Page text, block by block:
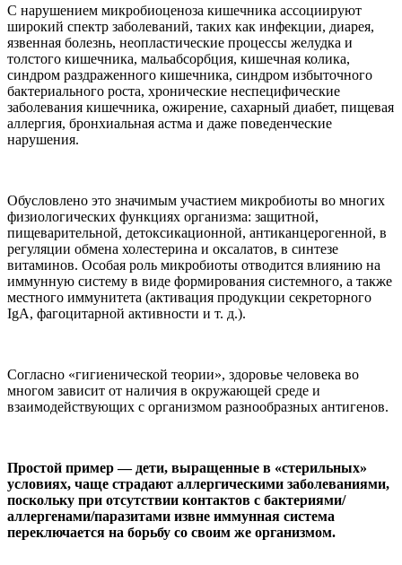
С нарушением микробиоценоза кишечника ассоциируют
широкий спектр заболеваний, таких как инфекции, диарея,
язвенная болезнь, неопластические процессы желудка и
толстого кишечника, мальабсорбция, кишечная колика,
синдром раздраженного кишечника, синдром избыточного
бактериального роста, хронические неспецифические
заболевания кишечника, ожирение, сахарный диабет, пищевая
аллергия, бронхиальная астма и даже поведенческие
нарушения.
Обусловлено это значимым участием микробиоты во многих
физиологических функциях организма: защитной,
пищеварительной, детоксикационной, антиканцерогенной, в
регуляции обмена холестерина и оксалатов, в синтезе
витаминов. Особая роль микробиоты отводится влиянию на
иммунную систему в виде формирования системного, а также
местного иммунитета (активация продукции секреторного
IgА, фагоцитарной активности и т. д.).
Согласно «гигиенической теории», здоровье человека во
многом зависит от наличия в окружающей среде и
взаимодействующих с организмом разнообразных антигенов.
Простой пример — дети, выращенные в «стерильных»
условиях, чаще страдают аллергическими заболеваниями,
поскольку при отсутствии контактов с бактериями/
аллергенами/паразитами извне иммунная система
переключается на борьбу со своим же организмом.